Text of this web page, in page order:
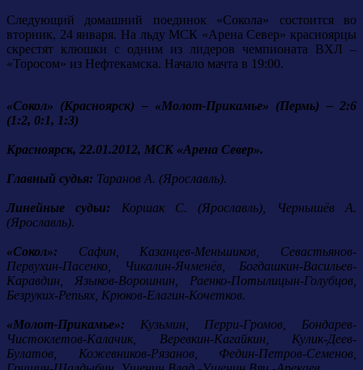
Следующий домашний поединок «Сокола» состоится во
вторник, 24 января. На льду МСК «Арена Север» красноярцы
скрестят клюшки с одним из лидеров чемпионата ВХЛ –
«Торосом» из Нефтекамска. Начало мачта в 19:00.
«Сокол» (Красноярск) – «Молот-Прикамье» (Пермь) – 2:6
(1:2, 0:1, 1:3)
Красноярск, 22.01.2012, МСК «Арена Север».
Главный судья: Таранов А. (Ярославль).
Линейные судьи: Коршак С. (Ярославль), Чернышёв А.
(Ярославль).
«Сокол»: Сафин, Казанцев-Меньшиков, Севастьянов-
Первухин-Пасенко, Чикалин-Ячменёв, Богдашкин-Васильев-
Каравдин, Языков-Ворошнин, Раенко-Потылицын-Голубцов,
Безруких-Репьях, Крюков-Елагин-Кочетков.
«Молот-Прикамье»: Кузьмин, Перри-Громов, Бондарев-
Чистоклетов-Калачик, Веревкин-Кагайкин, Кулик-Деев-
Булатов, Кожевников-Рязанов, Федин-Петров-Семенов,